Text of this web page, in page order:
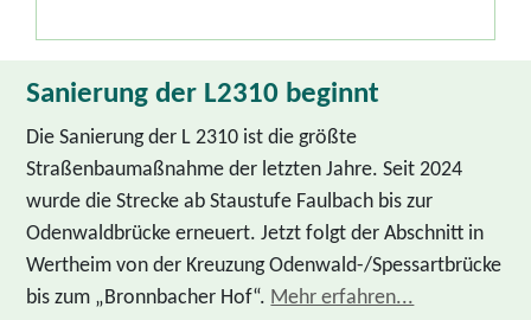
Sanierung der L2310 beginnt
Die Sanierung der L 2310 ist die größte
Straßenbaumaßnahme der letzten Jahre. Seit 2024
wurde die Strecke ab Staustufe Faulbach bis zur
Odenwaldbrücke erneuert. Jetzt folgt der Abschnitt in
Wertheim von der Kreuzung Odenwald-/Spessartbrücke
bis zum „Bronnbacher Hof“. Mehr erfahren...